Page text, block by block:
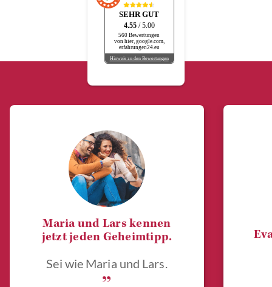
SEHR GUT
4.55 / 5.00
560 Bewertungen
von hier, google.com,
erfahrungen24.eu
Hinweis zu den Bewertungen
Maria und Lars kennen
jetzt jeden Geheimtipp.
Sei wie Maria und Lars.
„